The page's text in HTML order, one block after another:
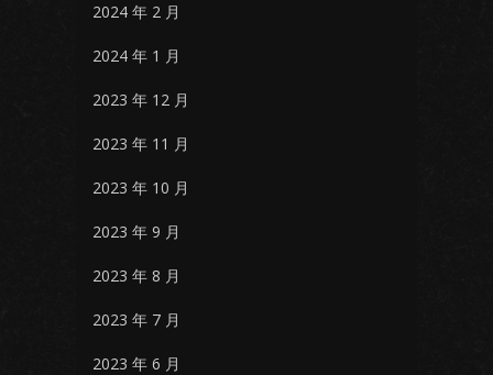
2024 年 2 月
2024 年 1 月
2023 年 12 月
2023 年 11 月
2023 年 10 月
2023 年 9 月
2023 年 8 月
2023 年 7 月
2023 年 6 月